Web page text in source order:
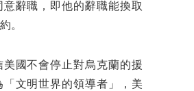
辭職，即他的辭職能換取
。
美國不會停止對烏克蘭的援
「文明世界的領導者」，美